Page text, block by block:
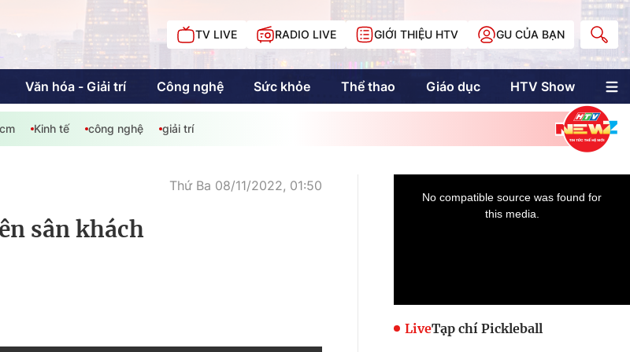
TV LIVE RADIO LIVE GIỚI THIỆU HTV GU CỦA BẠN
Văn hóa - Giải trí Công nghệ Sức khỏe Thể thao Giáo dục HTV Show
dục Kinh tế
Multimedia
Multiform
Doanh nhân Sài
Gòn
Kinh tế công nghệ giải trí
Thứ Ba 08/11/2022, 01:50
sân khách
LiveTạp chí Pickleball